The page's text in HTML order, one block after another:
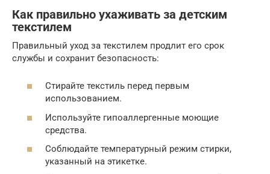
Как правильно ухаживать за детским
текстилем
Правильный уход за текстилем продлит его срок
службы и сохранит безопасность:
Стирайте текстиль перед первым
использованием.
Используйте гипоаллергенные моющие
средства.
Соблюдайте температурный режим стирки,
указанный на этикетке.